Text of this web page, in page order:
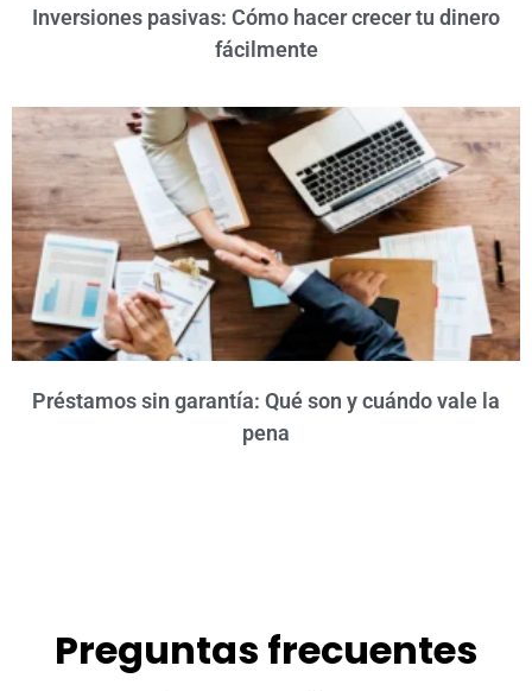
Inversiones pasivas: Cómo hacer crecer tu dinero
fácilmente
Préstamos sin garantía: Qué son y cuándo vale la
pena
Preguntas frecuentes